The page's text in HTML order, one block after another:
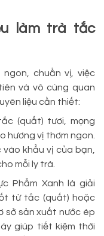
làm trà tắc
ngon, chuẩn vị, việc
và vô cùng quan
liệu cần thiết:
(quất) tươi, mọng
hương vị thơm ngon.
khẩu vị của bạn,
mỗi ly trà.
Phẩm Xanh là giải
từ tắc (quất) hoặc
sở sản xuất nước ép
giúp tiết kiệm thời